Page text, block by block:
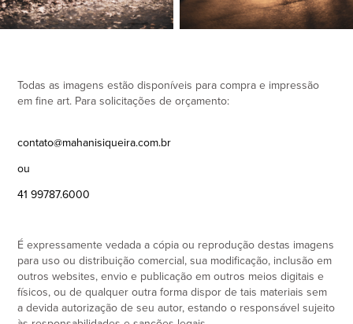
Todas as imagens estão disponíveis para compra e impressão
em fine art. Para solicitações de orçamento:
contato@mahanisiqueira.com.br
ou
41 99787.6000
É expressamente vedada a cópia ou reprodução destas imagens
para uso ou distribuição comercial, sua modificação, inclusão em
outros websites, envio e publicação em outros meios digitais e
físicos, ou de qualquer outra forma dispor de tais materiais sem
a devida autorização de seu autor, estando o responsável sujeito